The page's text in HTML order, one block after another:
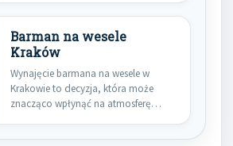
Barman na wesele
Kraków
Wynajęcie barmana na wesele w
Krakowie to decyzja, która może
znacząco wpłynąć na atmosferę